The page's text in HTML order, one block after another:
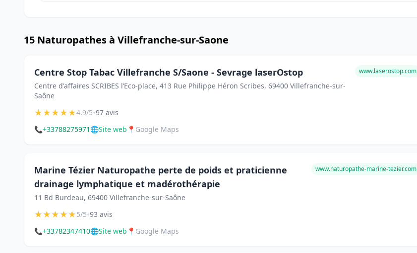
15 Naturopathes à Villefranche-sur-Saone
Centre Stop Tabac Villefranche S/Saone - Sevrage laserOstop
Centre d'affaires SCRIBES l’Eco-place, 413 Rue Philippe Héron Scribes, 69400 Villefranche-sur-
Saône
www.laserostop.com
★★★★★4.9/5•97 avis
📞+33788275971 🌐Site web 📍 Google Maps
Marine Tézier Naturopathe perte de poids et praticienne
drainage lymphatique et madérothérapie
11 Bd Burdeau, 69400 Villefranche-sur-Saône
www.naturopathe-marine-tezier.com
★★★★★5/5•93 avis
📞+33782347410🌐Site web 📍 Google Maps